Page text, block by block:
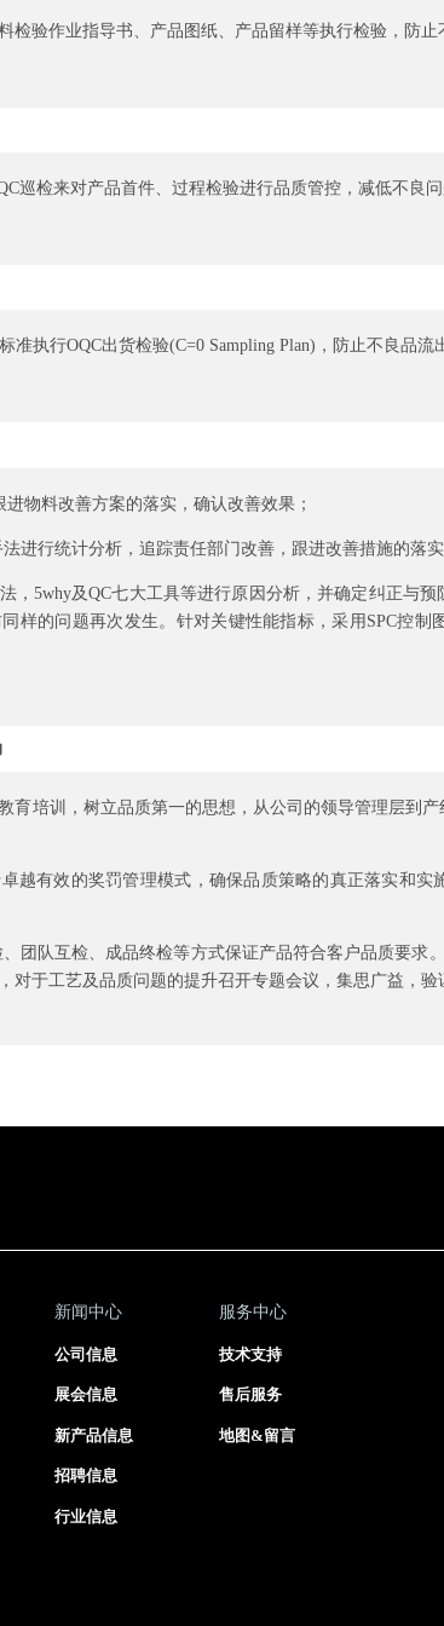
检验作业指导书、产品图纸、产品留样等执行检验，防止
巡检来对产品首件、过程检验进行品质管控，减低不良
准执行OQC出货检验(C=0 Sampling Plan)，防止不良品流
进物料改善方案的落实，确认改善效果；
进行统计分析，追踪责任部门改善，跟进改善措施的落
，5why及QC七大工具等进行原因分析，并确定纠正与
样的问题再次发生。针对关键性能指标，采用SPC控
育培训，树立品质第一的思想，从公司的领导管理层到
越有效的奖罚管理模式，确保品质策略的真正落实和
团队互检、成品终检等方式保证产品符合客户品质要求
对于工艺及品质问题的提升召开专题会议，集思广益，验
新闻中心
公司信息
展会信息
新产品信息
招聘信息
行业信息
服务中心
技术支持
售后服务
地图&留言